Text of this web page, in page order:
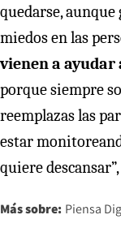
quedarse,
miedos en las
vienen a
porque siempre
reemplazas las
estar
quiere
Más sobre: Piensa